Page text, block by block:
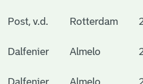
Post, v.d. Rotterdam
Dalfenier Almelo